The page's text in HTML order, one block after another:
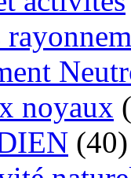
noyaux
(40)